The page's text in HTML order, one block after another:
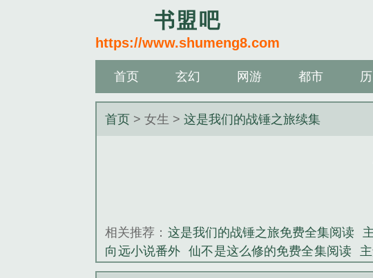
书盟吧
https://www.shumeng8.com
首页 玄幻 网游 都市
首页 > 女生 >这是我们的战锤之旅续集
相关推荐： 这是我们的战锤之旅免费全集阅读
向远小说番外
仙不是这么修的免费全集阅读
王番外篇 向远仙不是这么修的笔趣阁 大爱诸